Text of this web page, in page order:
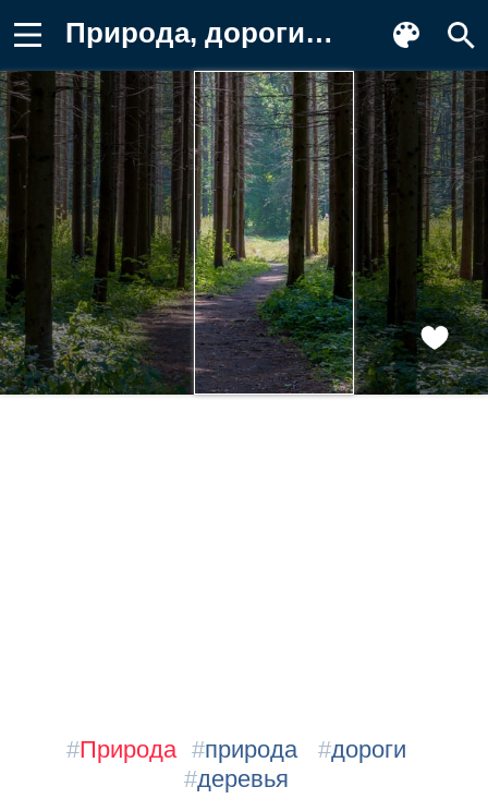
Природа, дороги, деревья Заставка на телефон
#Природа #природа #дороги
#деревья